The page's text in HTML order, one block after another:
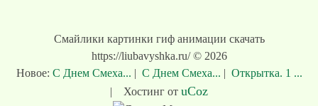
Смайлики картинки гиф анимации скачать
https://liubavyshka.ru/ © 2026
Новое: С Днем Смеха... | С Днем Смеха... | Открытка. 1 ...
|
Хостинг от uCoz